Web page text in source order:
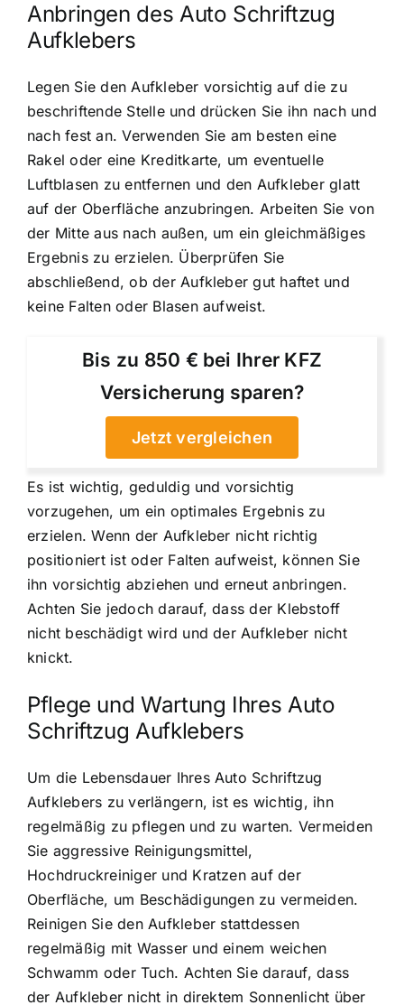
Anbringen des Auto Schriftzug
Aufklebers
Legen Sie den Aufkleber vorsichtig auf die zu
beschriftende Stelle und drücken Sie ihn nach und
nach fest an. Verwenden Sie am besten eine
Rakel oder eine Kreditkarte, um eventuelle
Luftblasen zu entfernen und den Aufkleber glatt
auf der Oberfläche anzubringen. Arbeiten Sie von
der Mitte aus nach außen, um ein gleichmäßiges
Ergebnis zu erzielen. Überprüfen Sie
abschließend, ob der Aufkleber gut haftet und
keine Falten oder Blasen aufweist.
Bis zu 850 € bei Ihrer KFZ
Versicherung sparen?
Jetzt vergleichen
Es ist wichtig, geduldig und vorsichtig
vorzugehen, um ein optimales Ergebnis zu
erzielen. Wenn der Aufkleber nicht richtig
positioniert ist oder Falten aufweist, können Sie
ihn vorsichtig abziehen und erneut anbringen.
Achten Sie jedoch darauf, dass der Klebstoff
nicht beschädigt wird und der Aufkleber nicht
knickt.
Pflege und Wartung Ihres Auto
Schriftzug Aufklebers
Um die Lebensdauer Ihres Auto Schriftzug
Aufklebers zu verlängern, ist es wichtig, ihn
regelmäßig zu pflegen und zu warten. Vermeiden
Sie aggressive Reinigungsmittel,
Hochdruckreiniger und Kratzen auf der
Oberfläche, um Beschädigungen zu vermeiden.
Reinigen Sie den Aufkleber stattdessen
regelmäßig mit Wasser und einem weichen
Schwamm oder Tuch. Achten Sie darauf, dass
der Aufkleber nicht in direktem Sonnenlicht über